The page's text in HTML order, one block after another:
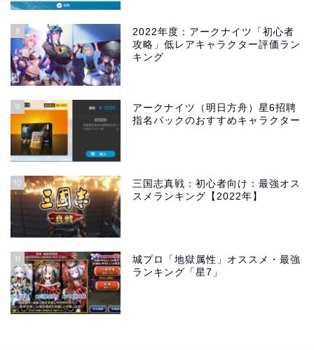
8
2022年度：アークナイツ「初心者
攻略」低レアキャラクター評価ラン
キング
9
アークナイツ（明日方舟）星6招聘
指名パックのおすすめキャラクター
10
三国志真戦：初心者向け：最強オス
スメランキング【2022年】
11
城プロ「地獄属性」オススメ・最強
ランキング「星7」